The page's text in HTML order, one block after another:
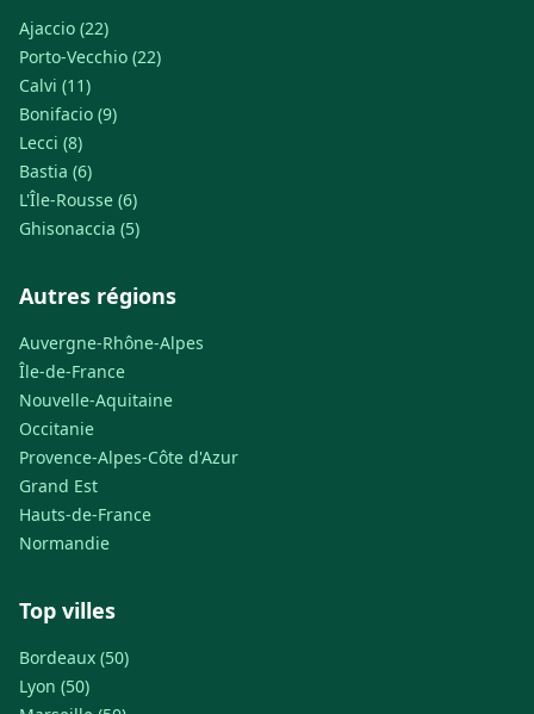
Ajaccio (22)
Porto-Vecchio (22)
Calvi (11)
Bonifacio (9)
Lecci (8)
Bastia (6)
L'Île-Rousse (6)
Ghisonaccia (5)
Autres régions
Auvergne-Rhône-Alpes
Île-de-France
Nouvelle-Aquitaine
Occitanie
Provence-Alpes-Côte d'Azur
Grand Est
Hauts-de-France
Normandie
Top villes
Bordeaux (50)
Lyon (50)